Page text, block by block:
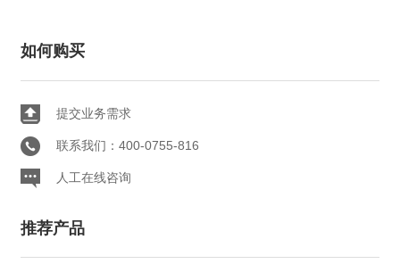
如何购买
提交业务需求
联系我们：400-0755-816
人工在线咨询
推荐产品